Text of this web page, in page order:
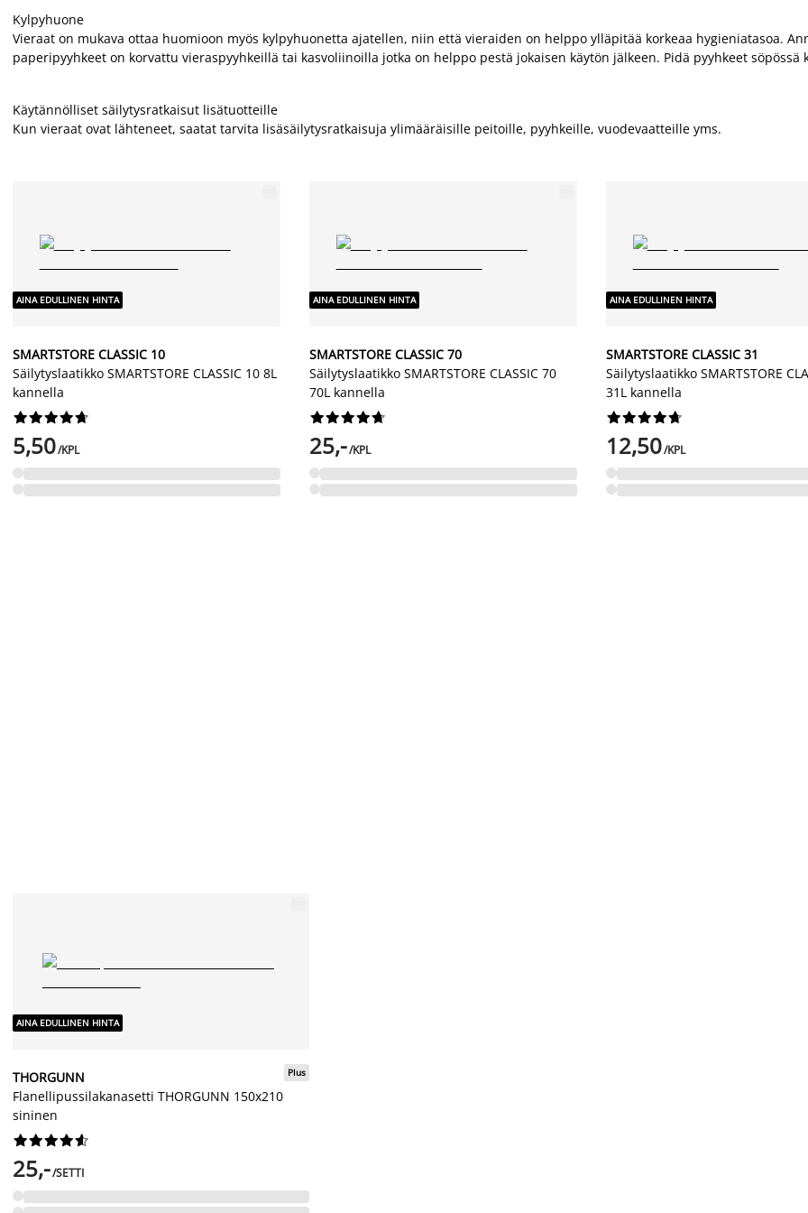
Kylpyhuone
Vieraat on mukava ottaa huomioon myös kylpyhuonetta ajatellen, niin että vieraiden on helppo ylläpitää korkeaa hygieniatasoa.
paperipyyhkeet on korvattu vieraspyyhkeillä tai kasvoliinoilla jotka on helppo pestä jokaisen käytön jälkeen. Pidä pyyhkeet söpössä
Käytännölliset säilytysratkaisut lisätuotteille
Kun vieraat ovat lähteneet, saatat tarvita lisäsäilytysratkaisuja ylimääräisille peitoille, pyyhkeille, vuodevaatteille yms.
AINA EDULLINEN HINTA
SMARTSTORE CLASSIC 10
Säilytyslaatikko SMARTSTORE CLASSIC 10 8L
kannella






5,50/KPL
AINA EDULLINEN HINTA
SMARTSTORE CLASSIC 70
Säilytyslaatikko SMARTSTORE CLASSIC 70
70L kannella






25,-/KPL
AINA EDULLINEN HINTA
SMARTSTORE CLASSIC 31
Säilytyslaatikko SMARTSTORE
31L kannella






12,50/KPL
AINA EDULLINEN HINTA
THORGUNN
Flanellipussilakanasetti THORGUNN 150x210
sininen
Plus






25,-/SETTI